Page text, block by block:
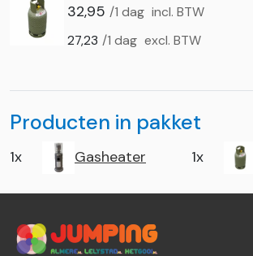
32,95 /1 dag incl. BTW
27,23 /1 dag excl. BTW
Producten in pakket
1x Gasheater 1x